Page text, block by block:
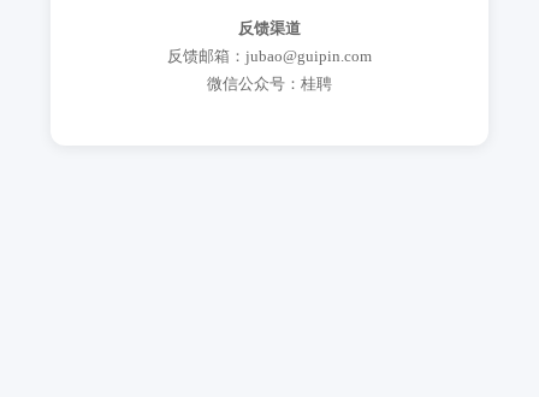
反馈渠道
反馈邮箱：jubao@guipin.com
微信公众号：桂聘